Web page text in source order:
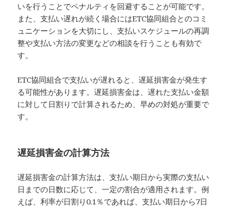
いを行うことでペナルティを回避することが可能です。
また、支払い遅れが続く場合にはETC協同組合とのコミ
ュニケーションを大切にし、支払いスケジュールの再調
整や支払い方法の変更などの相談を行うことも有効で
す。
ETC協同組合で支払いが遅れると、遅延損害金が発生す
る可能性があります。遅延損害金は、遅れた支払い金額
に対して日割りで計算されるため、早めの対処が重要で
す。
遅延損害金の計算方法
遅延損害金の計算方法は、支払い期日から実際の支払い
日までの日数に応じて、一定の割合が適用されます。例
えば、利率が日割り0.1％であれば、支払い期日から7日